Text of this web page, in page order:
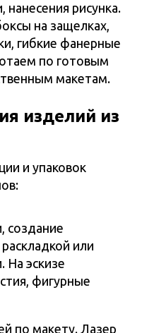
нанесения рисунка.
на защелках,
гибкие фанерные
по готовым
макетам.
изделий из
и упаковок
создание
или
эскизе
фигурные
по макету. Лазер